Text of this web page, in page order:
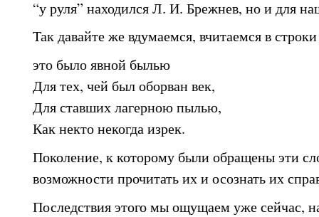
“у руля” находился Л. И. Брежнев, но и для
Так давайте же вдумаемся, вчитаемся в
это было явной былью
Для тех, чей был оборван век,
Для ставших лагерною пылью,
Как некто некогда изрек.
Поколение, к которому были обращены эти
возможности прочитать их и осознать их
Последствия этого мы ощущаем уже сейчас,